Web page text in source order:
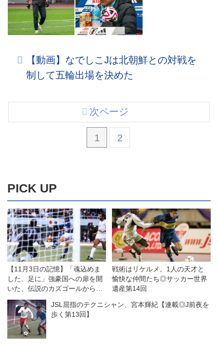
【動画】なでしこJは北朝鮮との対戦を
制して五輪出場を決めた
1 2
次ページ
PICK UP
【11月3日の記憶】「魂込めま
した、足に」強豪国への扉を開
いた、伝説のカズゴールから30
年
戦術はリケルメ。1人の天才と
愉快な仲間たち◎サッカー世界
遺産第14回
JSL屈指のテクニシャン、宮本輝紀【連載◎J前夜を
歩く第13回】